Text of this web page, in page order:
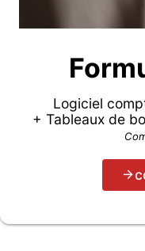
Logiciel
+ Tableaux de